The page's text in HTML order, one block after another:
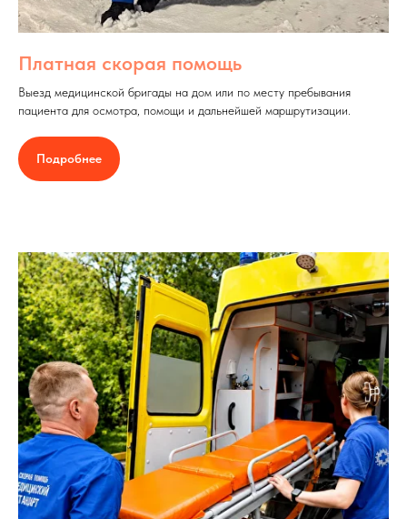
Платная скорая помощь
Выезд медицинской бригады на дом или по месту пребывания
пациента для осмотра, помощи и дальнейшей маршрутизации.
Подробнее